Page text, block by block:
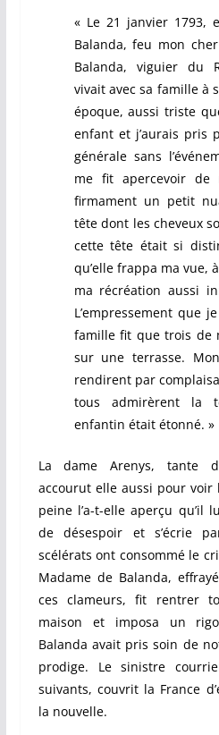
« Le 21 janvier 1793,
Balanda, feu mon
Balanda, viguier du
vivait avec sa famille à
époque, aussi triste
enfant et j’aurais pris
générale sans
me fit apercevoir
firmament un petit
tête dont les cheveux
cette tête était si
qu’elle frappa ma vue,
ma récréation aussi
L’empressement que
famille fit que trois de
sur une terrasse.
rendirent par
tous admirèrent la
enfantin était étonné. »
La dame Arenys, tante
accourut elle aussi pour voir
peine l’a-t-elle aperçu qu’il
de désespoir et s’écrie
scélérats ont consommé le
Madame de Balanda,
ces clameurs, fit rentrer
maison et imposa un
Balanda avait pris soin de
prodige. Le sinistre
suivants, couvrit la France
la nouvelle.